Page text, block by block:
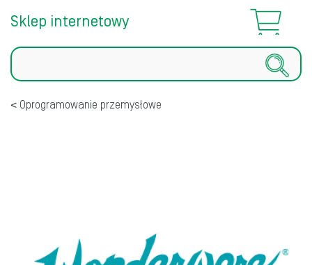
Sklep internetowy
Szukaj
Oprogramowanie przemysłowe